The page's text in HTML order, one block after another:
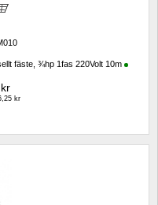
fäste, ¾hp 1fas 220Volt 10m
kr
kr